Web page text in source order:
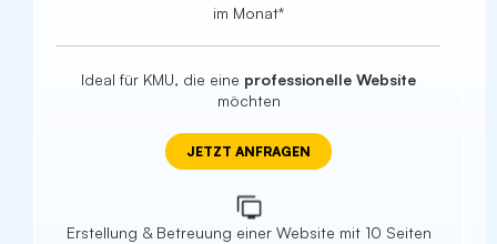
im Monat*
Ideal für KMU, die eine professionelle Website
möchten
JETZT ANFRAGEN
Erstellung & Betreuung einer Website mit 10 Seiten